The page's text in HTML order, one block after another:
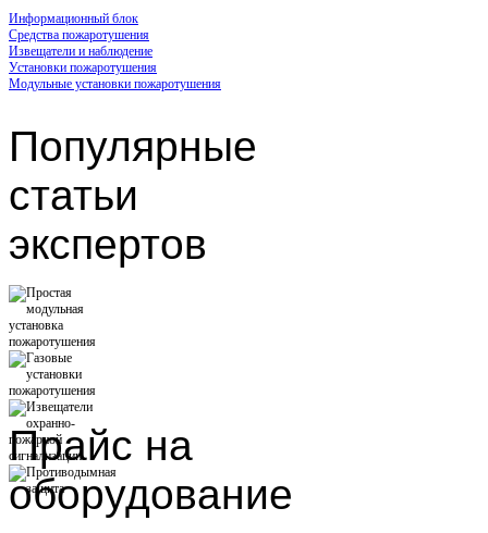
Информационный блок
Средства пожаротушения
Извещатели и наблюдение
Установки пожаротушения
Модульные установки пожаротушения
Популярные
статьи
экспертов
Прайс на
оборудование